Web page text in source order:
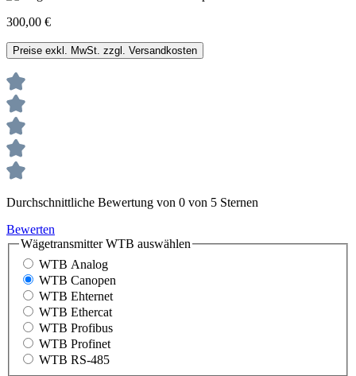
300,00 €
Preise exkl. MwSt. zzgl. Versandkosten
Durchschnittliche Bewertung von 0 von 5 Sternen
Bewerten
Wägetransmitter WTB auswählen
WTB Analog
WTB Canopen
WTB Ehternet
WTB Ethercat
WTB Profibus
WTB Profinet
WTB RS-485